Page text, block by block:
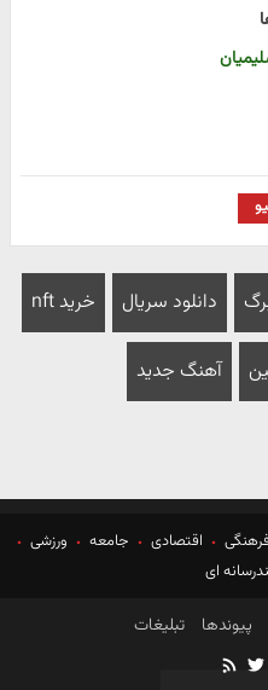
دانلود سریال خرید nft
آهنگ جدید
اقتصادی جامعه
ورزشی
ای
پیوندها تبلیغات